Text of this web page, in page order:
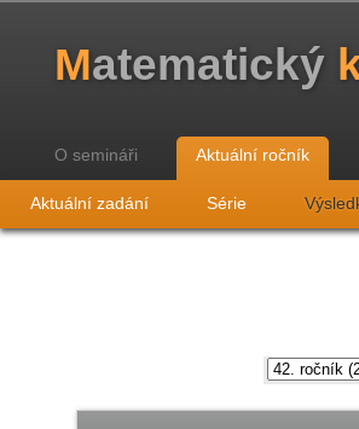
Matematický
O semináři Aktuální ročník
Aktuální zadání Série